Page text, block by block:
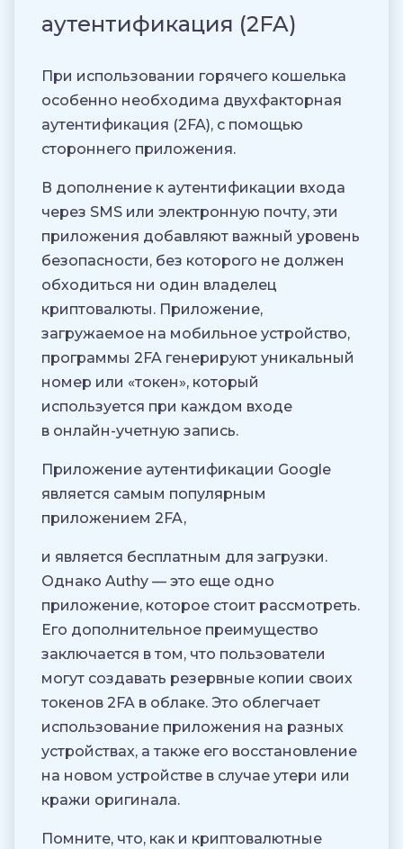
аутентификация (2FA)
При использовании горячего кошелька
особенно необходима двухфакторная
аутентификация (2FA), с помощью
стороннего приложения.
В дополнение к аутентификации входа
через SMS или электронную почту, эти
приложения добавляют важный уровень
безопасности, без которого не должен
обходиться ни один владелец
криптовалюты. Приложение,
загружаемое на мобильное устройство,
программы 2FA генерируют уникальный
номер или «токен», который
используется при каждом входе
в онлайн-учетную запись.
Приложение аутентификации Google
является самым популярным
приложением 2FA,
и является бесплатным для загрузки.
Однако Authy — это еще одно
приложение, которое стоит рассмотреть.
Его дополнительное преимущество
заключается в том, что пользователи
могут создавать резервные копии своих
токенов 2FA в облаке. Это облегчает
использование приложения на разных
устройствах, а также его восстановление
на новом устройстве в случае утери или
кражи оригинала.
Помните, что, как и криптовалютные